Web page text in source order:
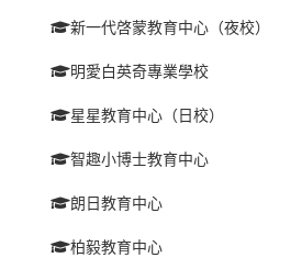
新一代啓蒙教育中心（夜校）
明愛白英奇專業學校
星星教育中心（日校）
智趣小博士教育中心
朗日教育中心
柏毅教育中心